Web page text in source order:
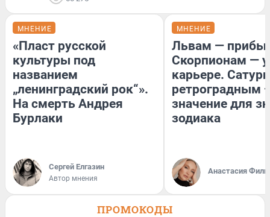
МНЕНИЕ
«Пласт русской
культуры под
названием
„ленинградский рок“».
На смерть Андрея
Бурлаки
Сергей Елгазин
Автор мнения
МНЕНИЕ
Львам —
Скорпионам —
карьере.
ретроградным
значение для
зодиака
Анастасия
ПРОМОКОДЫ